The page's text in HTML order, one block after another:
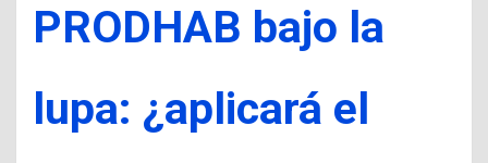
PRODHAB bajo la
lupa: ¿aplicará el